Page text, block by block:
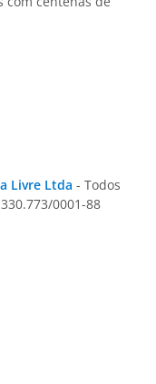
Livre Ltda - Todos
0001-88